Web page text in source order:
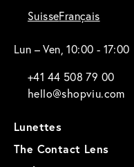
SuisseFrançais
Lun – Ven, 10:00 - 17:00
+41 44 508 79 00
hello@shopviu.com
Lunettes
The Contact Lens